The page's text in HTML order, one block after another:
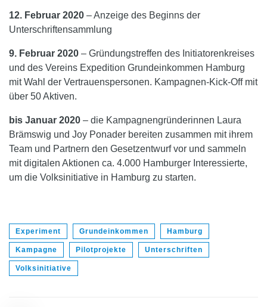
12. Februar 2020 – Anzeige des Beginns der
Unterschriftensammlung
9. Februar 2020 – Gründungstreffen des Initiatorenkreises
und des Vereins Expedition Grundeinkommen Hamburg
mit Wahl der Vertrauenspersonen. Kampagnen-Kick-Off mit
über 50 Aktiven.
bis Januar 2020 – die Kampagnengründerinnen Laura
Brämswig und Joy Ponader bereiten zusammen mit ihrem
Team und Partnern den Gesetzentwurf vor und sammeln
mit digitalen Aktionen ca. 4.000 Hamburger Interessierte,
um die Volksinitiative in Hamburg zu starten.
Experiment Grundeinkommen Hamburg
Kampagne Pilotprojekte Unterschriften
Volksinitiative